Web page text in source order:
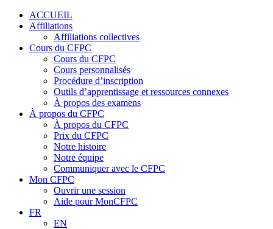
ACCUEIL
Affiliations
Affiliations collectives
Cours du CFPC
Cours du CFPC
Cours personnalisés
Procédure d’inscription
Outils d’apprentissage et ressources connexes
À propos des examens
À propos du CFPC
À propos du CFPC
Prix du CFPC
Notre histoire
Notre équipe
Communiquer avec le CFPC
Mon CFPC
Ouvrir une session
Aide pour MonCFPC
FR
EN